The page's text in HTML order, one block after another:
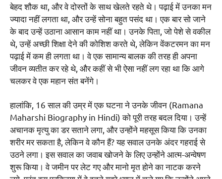
बेहद शौक था, और वे दोस्तों के साथ खेलते रहते थे। पढ़ाई में उनका मन
ज्यादा नहीं लगता था, और उन्हें सोना बहुत पसंद था। एक बार सो जाने
के बाद उन्हें उठाना आसान काम नहीं था। उनके पिता, जो पेशे से वकील
थे, उन्हें अच्छी शिक्षा देने की कोशिश करते थे, लेकिन वेंकटरमन का मन
पढ़ाई में कम ही लगता था। वे एक सामान्य बालक की तरह ही अपना
जीवन व्यतीत कर रहे थे, और कहीं से भी ऐसा नहीं लग रहा था कि आगे
चलकर वे एक महान संत बनेंगे।
हालांकि, 16 साल की उम्र में एक घटना ने उनके जीवन (Ramana
Maharshi Biography in Hindi) को पूरी तरह बदल दिया। उन्हें
अचानक मृत्यु का डर सताने लगा, और उन्होंने महसूस किया कि उनका
शरीर मर सकता है, लेकिन वे कौन हैं? यह सवाल उनके अंदर गहराई से
उठने लगा। इस सवाल का जवाब खोजने के लिए उन्होंने आत्म-अन्वेषण
शुरू किया। वे जमीन पर लेट गए और मानो मृत होने का नाटक करने